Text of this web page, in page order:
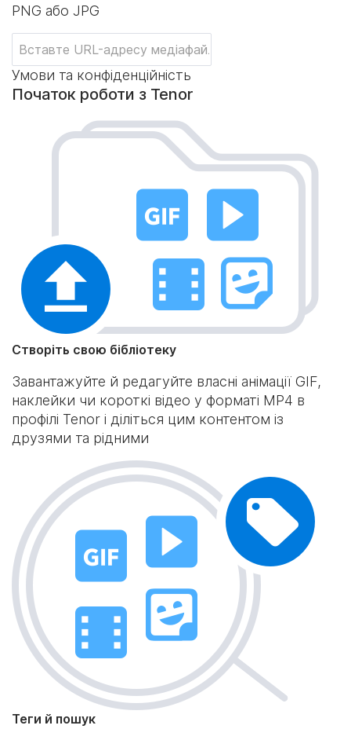
PNG або JPG
Умови та конфіденційність
Початок роботи з Tenor
Створіть свою бібліотеку
Завантажуйте й редагуйте власні анімації GIF,
наклейки чи короткі відео у форматі MP4 в
профілі Tenor і діліться цим контентом із
друзями та рідними
Теги й пошук